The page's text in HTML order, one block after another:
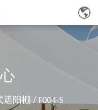
遮阳棚/F004-S